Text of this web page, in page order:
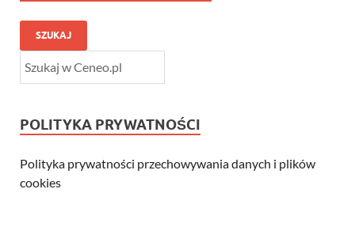
SZUKAJ
POLITYKA PRYWATNOŚCI
Polityka prywatności przechowywania danych i plików
cookies